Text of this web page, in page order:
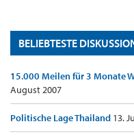
BELIEBTESTE
15.000 Meilen für 3 Monate
August 2007
Politische Lage Thailand 13.